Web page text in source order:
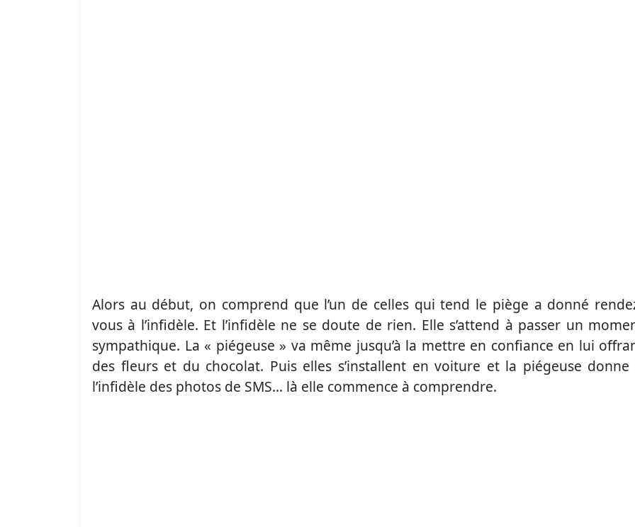
Alors au début, on comprend que l’un de celles qui tend le piège a donné
vous à l’infidèle. Et l’infidèle ne se doute de rien. Elle s’attend à passer un
sympathique. La « piégeuse » va même jusqu’à la mettre en confiance en lui
des fleurs et du chocolat. Puis elles s’installent en voiture et la piégeuse donne
l’infidèle des photos de SMS… là elle commence à comprendre.